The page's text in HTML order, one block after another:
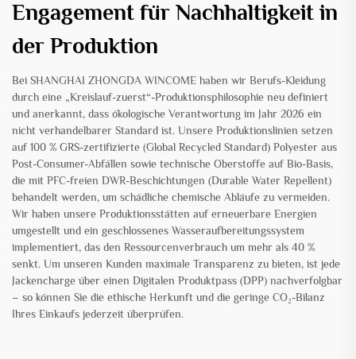
Engagement für Nachhaltigkeit in
der Produktion
Bei SHANGHAI ZHONGDA WINCOME haben wir Berufs-Kleidung
durch eine „Kreislauf-zuerst“-Produktionsphilosophie neu definiert
und anerkannt, dass ökologische Verantwortung im Jahr 2026 ein
nicht verhandelbarer Standard ist. Unsere Produktionslinien setzen
auf 100 % GRS-zertifizierte (Global Recycled Standard) Polyester aus
Post-Consumer-Abfällen sowie technische Oberstoffe auf Bio-Basis,
die mit PFC-freien DWR-Beschichtungen (Durable Water Repellent)
behandelt werden, um schädliche chemische Abläufe zu vermeiden.
Wir haben unsere Produktionsstätten auf erneuerbare Energien
umgestellt und ein geschlossenes Wasseraufbereitungssystem
implementiert, das den Ressourcenverbrauch um mehr als 40 %
senkt. Um unseren Kunden maximale Transparenz zu bieten, ist jede
Jackencharge über einen Digitalen Produktpass (DPP) nachverfolgbar
– so können Sie die ethische Herkunft und die geringe CO₂-Bilanz
Ihres Einkaufs jederzeit überprüfen.